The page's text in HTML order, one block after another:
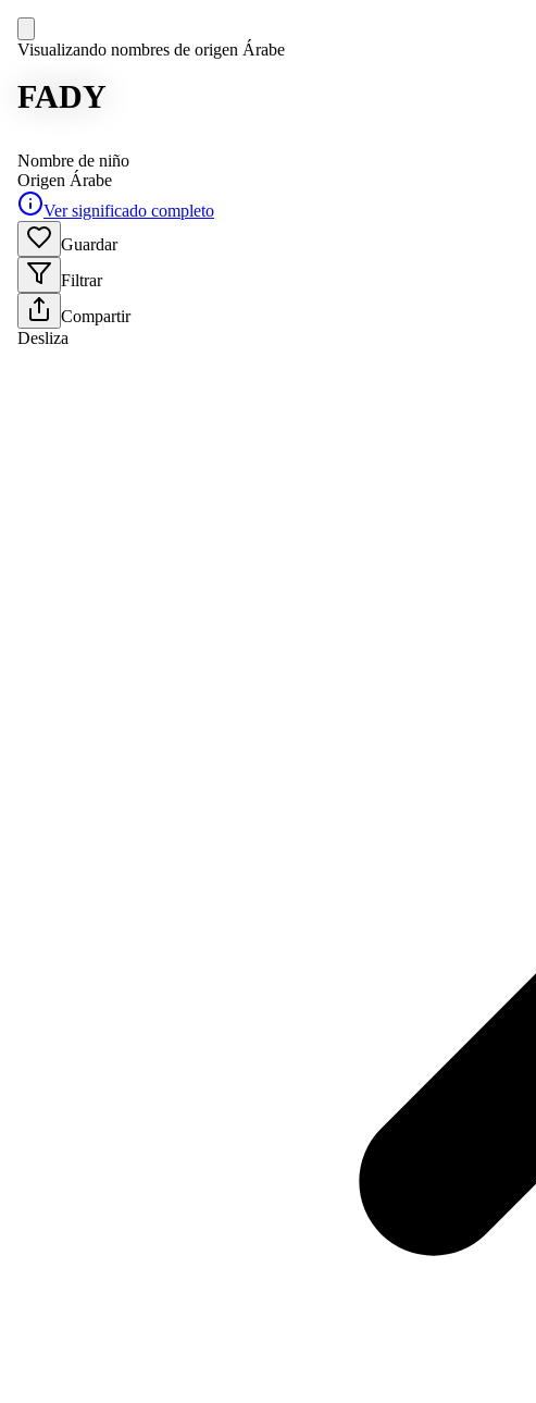
Visualizando nombres de origen Árabe
FADY
Nombre de niño
Origen Árabe
Ver significado completo
Guardar
Filtrar
Compartir
Desliza